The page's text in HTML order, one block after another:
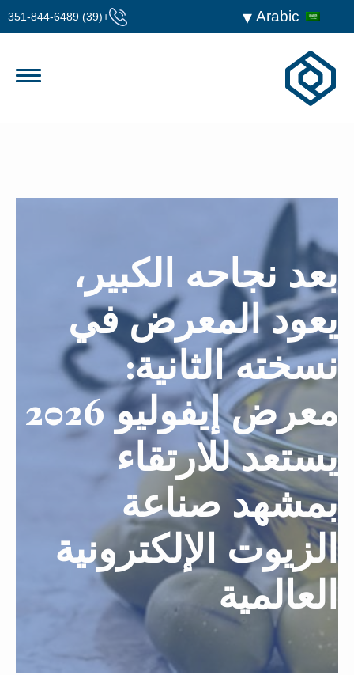
+(39) 351-844-6489
بعد نجاحه الكبير،
يعود المعرض في
نسخته الثانية:
معرض إيفوليو 2026
يستعد للارتقاء
بمشهد صناعة
الزيوت الإلكترونية
العالمية